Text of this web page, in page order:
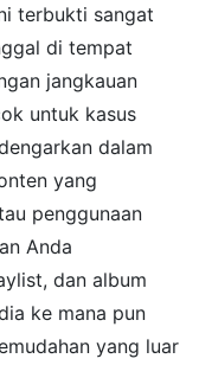
terbukti sangat
di tempat
jangkauan
untuk kasus
dalam
yang
penggunaan
Anda
dan album
ke mana pun
yang luar